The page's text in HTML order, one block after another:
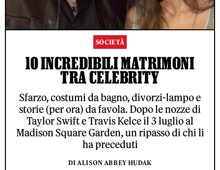
SOCIETÀ
10 INCREDIBILI MATRIMONI
TRA CELEBRITY
Sfarzo, costumi da bagno, divorzi-lampo e
storie (per ora) da favola. Dopo le nozze di
Taylor Swift e Travis Kelce il 3 luglio al
Madison Square Garden, un ripasso di chi li
ha preceduti
DI ALISON ABBEY HUDAK